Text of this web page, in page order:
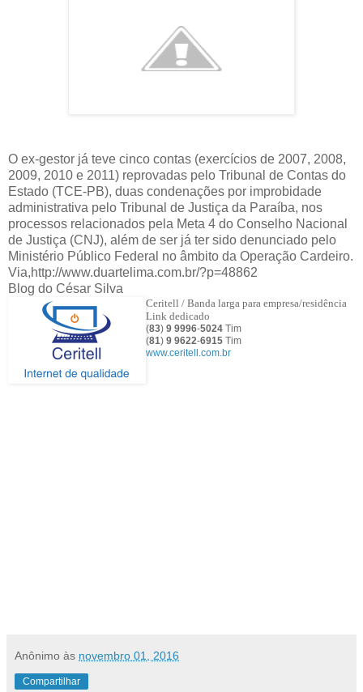
O ex-gestor já teve cinco contas (exercícios de 2007, 2008,
2009, 2010 e 2011) reprovadas pelo Tribunal de Contas do
Estado (TCE-PB), duas condenações por improbidade
administrativa pelo Tribunal de Justiça da Paraíba, nos
processos relacionados pela Meta 4 do Conselho Nacional
de Justiça (CNJ), além de ser já ter sido denunciado pelo
Ministério Público Federal no âmbito da Operação Cardeiro.
Via,http://www.duartelima.com.br/?p=48862
Blog do César Silva
Ceritell / Banda larga para empresa/residência
Link dedicado
(83) 9 9996-5024 Tim
(81) 9 9622-6915 Tim
www.ceritell.com.br
Anônimo às novembro 01, 2016
Compartilhar